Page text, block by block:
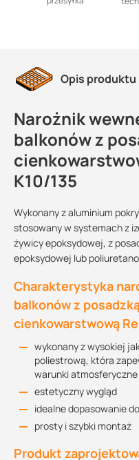
Opis produktu
Narożnik
balkonów z
K10/135
Wykonany z aluminium
stosowany w systemach z
żywicy epoksydowej, z
epoksydowej lub
Charakterystyka
balkonów z
cienkowarstwową
wykonany z wysokiej
poliestrową, która
warunki atmosferyczne
estetyczny wygląd
idealne dopasowanie
prosty i szybki montaż
Produkt